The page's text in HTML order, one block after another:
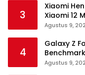
3
Xiaomi
Xiaomi 12
Agustus 9,
4
Galaxy Z
Agustus 9,